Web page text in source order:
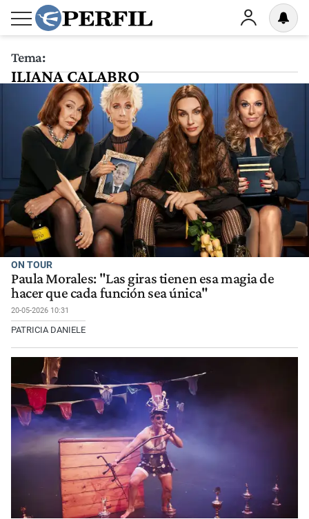
Tema:
ILIANA CALABRO
ON TOUR
Paula Morales: "Las giras tienen esa magia de
hacer que cada función sea única"
20-05-2026 10:31
PATRICIA DANIELE